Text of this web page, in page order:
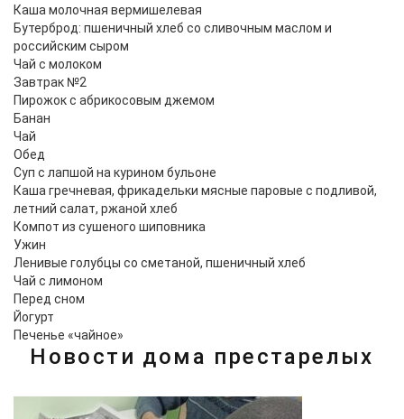
Каша молочная вермишелевая
Бутерброд: пшеничный хлеб со сливочным маслом и
российским сыром
Чай с молоком
Завтрак №2
Пирожок с абрикосовым джемом
Банан
Чай
Обед
Суп с лапшой на курином бульоне
Каша гречневая, фрикадельки мясные паровые с подливой,
летний салат, ржаной хлеб
Компот из сушеного шиповника
Ужин
Ленивые голубцы со сметаной, пшеничный хлеб
Чай с лимоном
Перед сном
Йогурт
Печенье «чайное»
Новости дома престарелых